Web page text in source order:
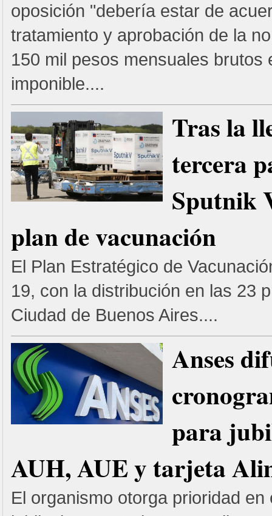
oposición "debería estar de
tratamiento y aprobación de la
150 mil pesos mensuales brutos
imponible....
Tras la
tercera
Sputnik
plan de vacunación
El Plan Estratégico de
19, con la distribución en las 23
Ciudad de Buenos Aires....
Anses
para
AUH, AUE y tarjeta
El organismo otorga prioridad en